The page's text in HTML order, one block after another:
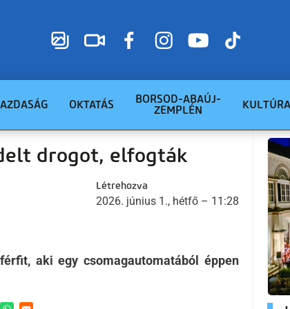
OKTATÁS
BORSOD-ABAÚJ-
ZEMPLÉN
KULTÚRA
drogot, elfogták
Létrehozva
2026. június 1., hétfő – 11:28
aki egy csomagautomatából éppen